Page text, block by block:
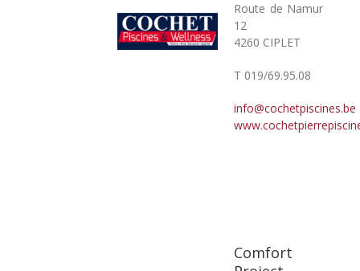
Route de Namur
12
4260 CIPLET
T 019/69.95.08
info@cochetpiscines.be
Comfort